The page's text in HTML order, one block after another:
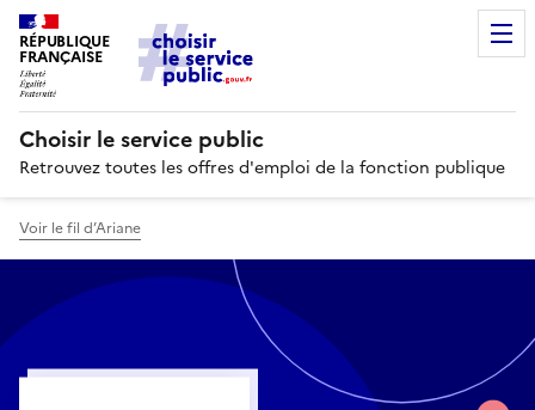
RÉPUBLIQUE
FRANÇAISE
Choisir le service public
Retrouvez toutes les offres d'emploi de la fonction publique
Voir le fil d’Ariane